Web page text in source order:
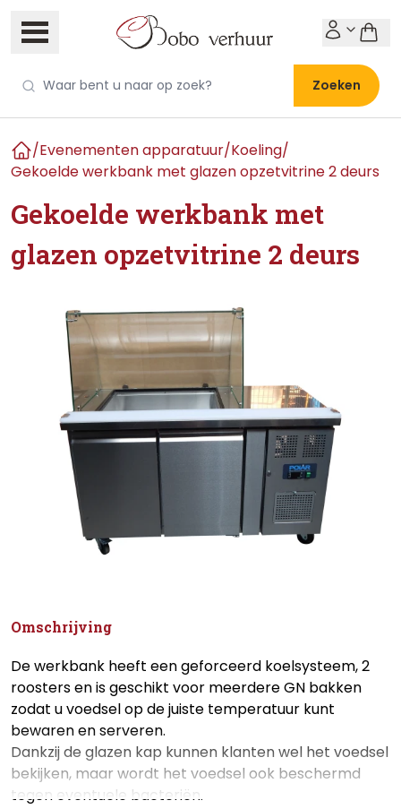
Zoeken
Home
/Evenementen apparatuur/Koeling/
Gekoelde werkbank met glazen opzetvitrine 2 deurs
Gekoelde werkbank met
glazen opzetvitrine 2 deurs
Omschrijving
De werkbank heeft een geforceerd koelsysteem, 2
roosters en is geschikt voor meerdere GN bakken
zodat u voedsel op de juiste temperatuur kunt
bewaren en serveren.
Dankzij de glazen kap kunnen klanten wel het voedsel
bekijken, maar wordt het voedsel ook beschermd
tegen eventuele bacteriën.